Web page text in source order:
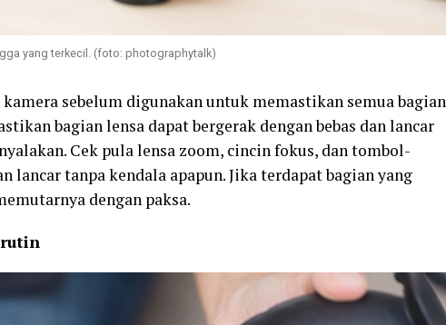
yang terkecil. (foto: photographytalk)
sebelum digunakan untuk memastikan semua bagian
bagian lensa dapat bergerak dengan bebas dan lancar
Cek pula lensa zoom, cincin fokus, dan tombol-
lancar tanpa kendala apapun. Jika terdapat bagian yang
dengan paksa.